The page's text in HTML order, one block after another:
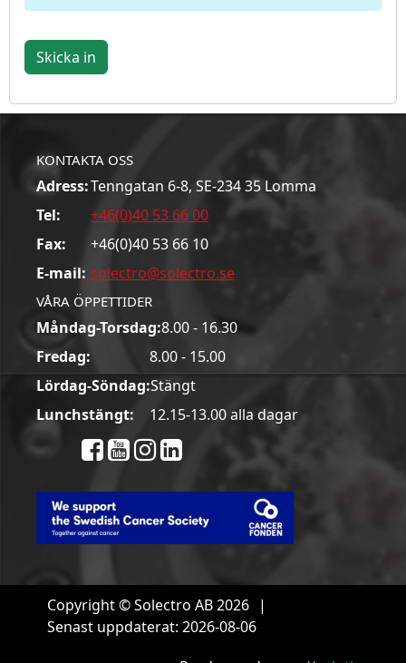
Skicka in
KONTAKTA OSS
Adress:Tenngatan 6-8, SE-234 35 Lomma
Tel:
+46(0)40 53 66 00
Fax:
+46(0)40 53 66 10
E-mail: solectro@solectro.se
VÅRA ÖPPETTIDER
Måndag-Torsdag:8.00 - 16.30
Fredag:
8.00 - 15.00
Lördag-Söndag:Stängt
Lunchstängt:
12.15-13.00 alla dagar
Copyright © Solectro AB 2026 |
Senast uppdaterat: 2026-08-06